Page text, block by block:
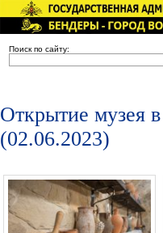
Поиск по сайту:
Открытие музея
(02.06.2023)